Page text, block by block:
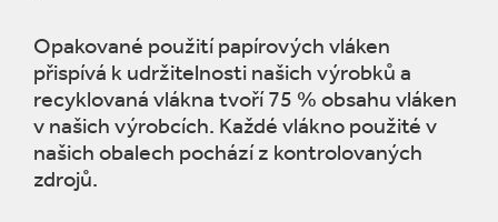
Opakované použití papírových vláken
přispívá k udržitelnosti našich výrobků a
recyklovaná vlákna tvoří 75 % obsahu vláken
v našich výrobcích. Každé vlákno použité v
našich obalech pochází z kontrolovaných
zdrojů.